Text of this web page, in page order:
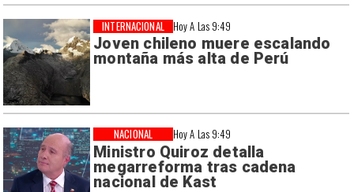
Hoy A Las 9:49
Joven chileno muere escalando
montaña más alta de Perú
INTERNACIONAL
Hoy A Las 9:49
Ministro Quiroz detalla
megarreforma tras cadena
nacional de Kast
NACIONAL